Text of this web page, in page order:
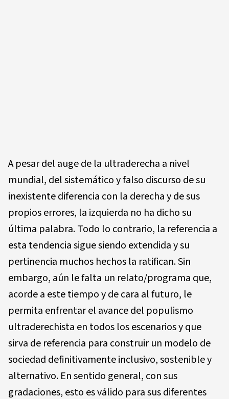
A pesar del auge de la ultraderecha a nivel
mundial, del sistemático y falso discurso de su
inexistente diferencia con la derecha y de sus
propios errores, la izquierda no ha dicho su
última palabra. Todo lo contrario, la referencia a
esta tendencia sigue siendo extendida y su
pertinencia muchos hechos la ratifican. Sin
embargo, aún le falta un relato/programa que,
acorde a este tiempo y de cara al futuro, le
permita enfrentar el avance del populismo
ultraderechista en todos los escenarios y que
sirva de referencia para construir un modelo de
sociedad definitivamente inclusivo, sostenible y
alternativo. En sentido general, con sus
gradaciones, esto es válido para sus diferentes